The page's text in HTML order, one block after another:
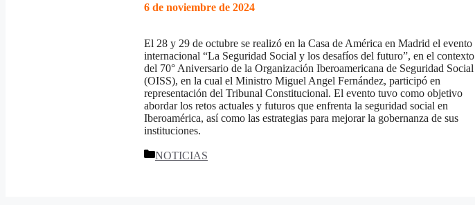
6 de noviembre de 2024
El 28 y 29 de octubre se realizó en la Casa de América en Madrid el evento
internacional “La Seguridad Social y los desafíos del futuro”, en el contexto
del 70° Aniversario de la Organización Iberoamericana de Seguridad Social
(OISS), en la cual el Ministro Miguel Angel Fernández, participó en
representación del Tribunal Constitucional. El evento tuvo como objetivo
abordar los retos actuales y futuros que enfrenta la seguridad social en
Iberoamérica, así como las estrategias para mejorar la gobernanza de sus
instituciones.
Categorías
NOTICIAS